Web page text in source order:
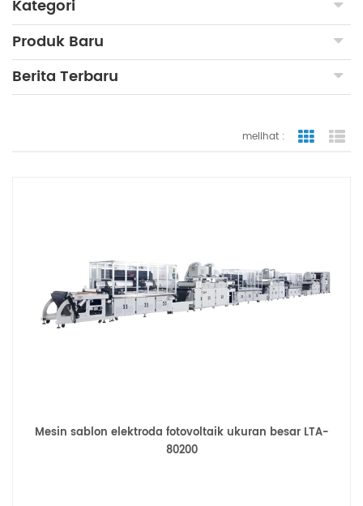
Kategori
Produk Baru
Berita Terbaru
melihat :
Mesin sablon elektroda fotovoltaik ukuran besar LTA-
80200